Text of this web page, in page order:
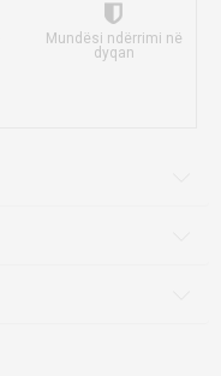
Mundësi ndërrimi në
dyqan